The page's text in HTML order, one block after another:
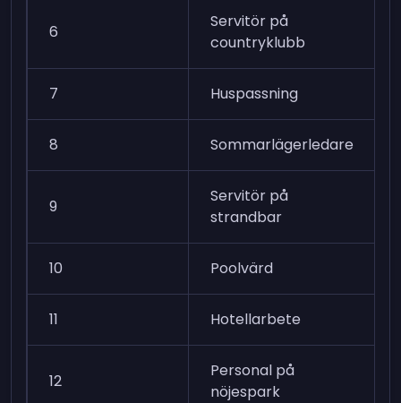
6
Servitör på
countryklubb
7 Huspassning
8 Sommarlägerledare
9
Servitör på
strandbar
10 Poolvärd
11 Hotellarbete
12
Personal på
nöjespark